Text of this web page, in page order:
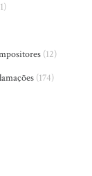
(12)
(174)